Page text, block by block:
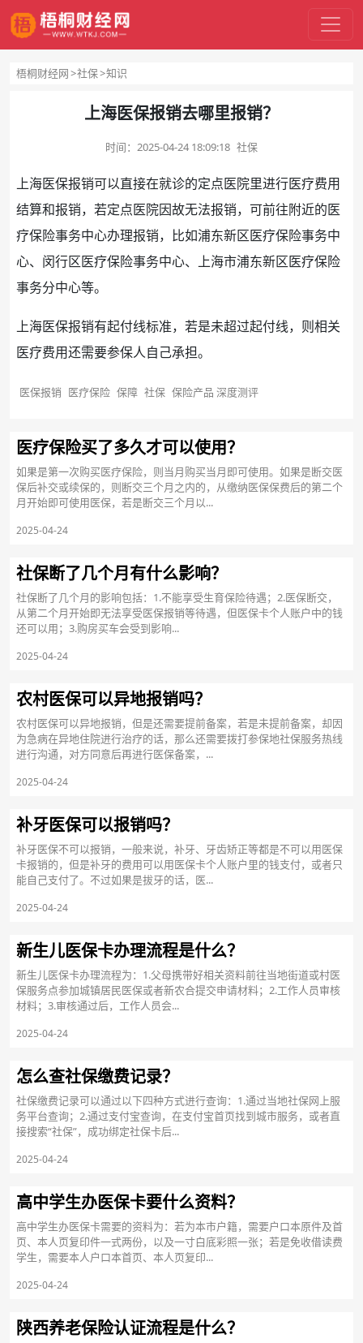
梧桐财经网 社保 知识
上海医保报销去哪里报销？
时间： 2025-04-24 18:09:18 社保
上海医保报销可以直接在就诊的定点医院里进行医疗费用
结算和报销，若定点医院因故无法报销，可前往附近的医
疗保险事务中心办理报销，比如浦东新区医疗保险事务中
心、闵行区医疗保险事务中心、上海市浦东新区医疗保险
事务分中心等。
上海医保报销有起付线标准，若是未超过起付线，则相关
医疗费用还需要参保人自己承担。
医保报销 医疗保险 保障 社保 保险产品 深度测评
医疗保险买了多久才可以使用？
如果是第一次购买医疗保险，则当月购买当月即可使用。如果是断交医
保后补交或续保的，则断交三个月之内的，从缴纳医保保费后的第二个
月开始即可使用医保，若是断交三个月以...
2025-04-24
社保断了几个月有什么影响？
社保断了几个月的影响包括：1.不能享受生育保险待遇；2.医保断交，
从第二个月开始即无法享受医保报销等待遇，但医保卡个人账户中的钱
还可以用；3.购房买车会受到影响...
2025-04-24
农村医保可以异地报销吗？
农村医保可以异地报销，但是还需要提前备案，若是未提前备案，却因
为急病在异地住院进行治疗的话，那么还需要拨打参保地社保服务热线
进行沟通，对方同意后再进行医保备案，...
2025-04-24
补牙医保可以报销吗？
补牙医保不可以报销，一般来说，补牙、牙齿矫正等都是不可以用医保
卡报销的，但是补牙的费用可以用医保卡个人账户里的钱支付，或者只
能自己支付了。不过如果是拔牙的话，医...
2025-04-24
新生儿医保卡办理流程是什么？
新生儿医保卡办理流程为：1.父母携带好相关资料前往当地街道或村医
保服务点参加城镇居民医保或者新农合提交申请材料；2.工作人员审核
材料；3.审核通过后，工作人员会...
2025-04-24
怎么查社保缴费记录？
社保缴费记录可以通过以下四种方式进行查询：1.通过当地社保网上服
务平台查询；2.通过支付宝查询，在支付宝首页找到城市服务，或者直
接搜索“社保”，成功绑定社保卡后...
2025-04-24
高中学生办医保卡要什么资料？
高中学生办医保卡需要的资料为：若为本市户籍，需要户口本原件及首
页、本人页复印件一式两份，以及一寸白底彩照一张；若是免收借读费
学生，需要本人户口本首页、本人页复印...
2025-04-24
陕西养老保险认证流程是什么？